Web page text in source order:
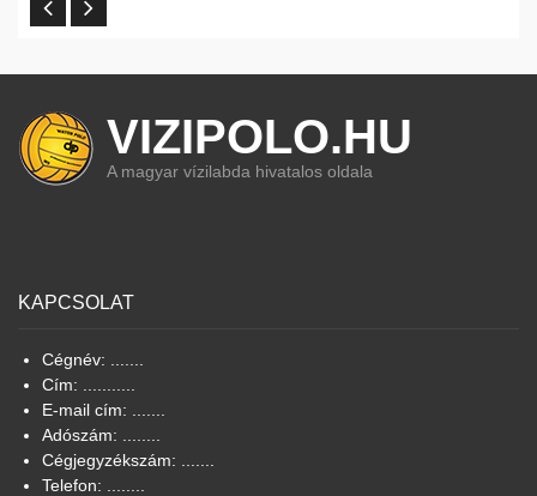
VIZIPOLO.HU
A magyar vízilabda hivatalos oldala
KAPCSOLAT
Cégnév: .......
Cím: ...........
E-mail cím: .......
Adószám: ........
Cégjegyzékszám: .......
Telefon: ........